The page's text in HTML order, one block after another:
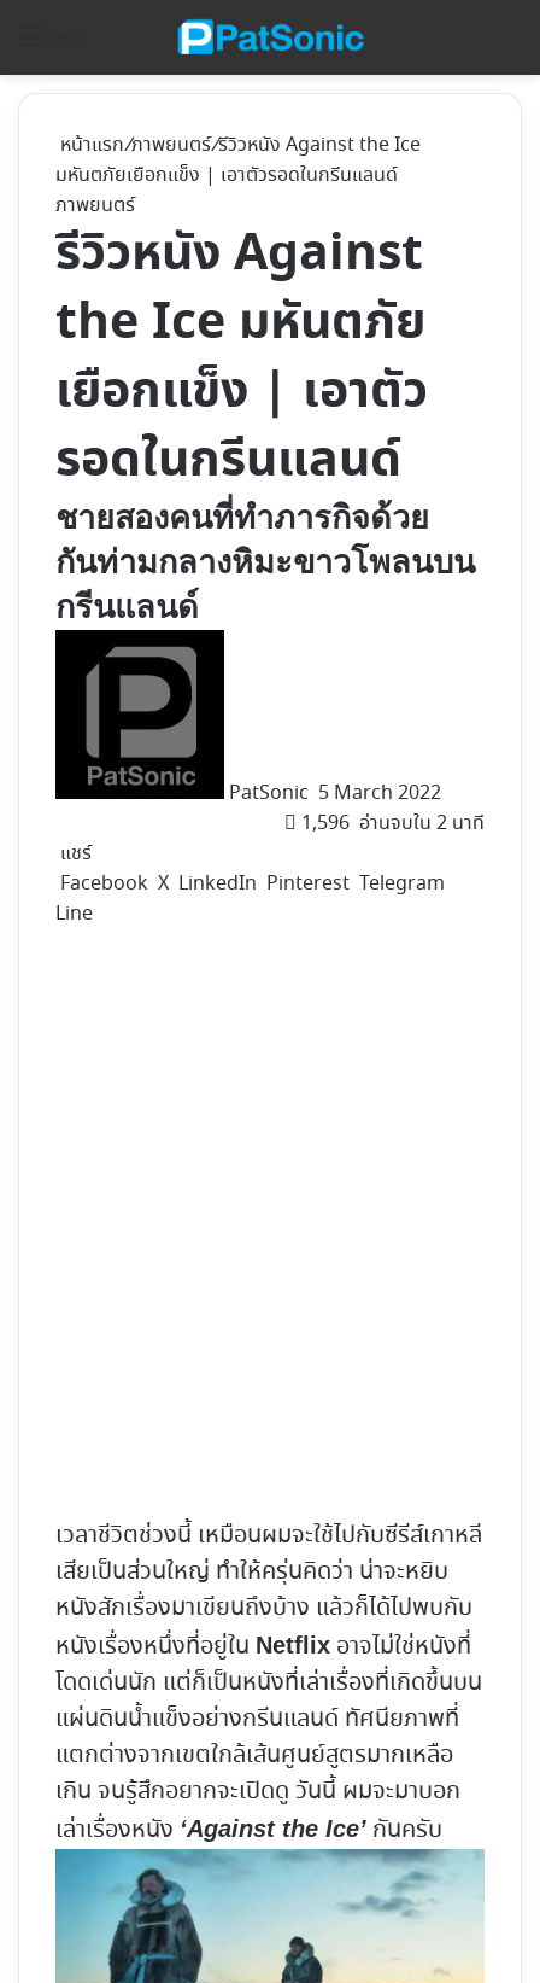
หน้าแรก/ภาพยนตร์/รีวิวหนัง Against the Ice
มหันตภัยเยือกแข็ง | เอาตัวรอดในกรีนแลนด์
ภาพยนตร์
รีวิวหนัง Against
the Ice มหันตภัย
เยือกแข็ง | เอาตัว
รอดในกรีนแลนด์
ชายสองคนที่ทำภารกิจด้วย
กันท่ามกลางหิมะขาวโพลนบน
กรีนแลนด์
PatSonic 5 March 2022
1,596 อ่านจบใน 2 นาที
แชร์
Facebook X LinkedIn Pinterest Telegram
Line
เวลาชีวิตช่วงนี้ เหมือนผมจะใช้ไปกับซีรีส์เกาหลี
เสียเป็นส่วนใหญ่ ทำให้ครุ่นคิดว่า น่าจะหยิบ
หนังสักเรื่องมาเขียนถึงบ้าง แล้วก็ได้ไปพบกับ
หนังเรื่องหนึ่งที่อยู่ใน Netflix อาจไม่ใช่หนังที่
โดดเด่นนัก แต่ก็เป็นหนังที่เล่าเรื่องที่เกิดขึ้นบน
แผ่นดินน้ำแข็งอย่างกรีนแลนด์ ทัศนียภาพที่
แตกต่างจากเขตใกล้เส้นศูนย์สูตรมากเหลือ
เกิน จนรู้สึกอยากจะเปิดดู วันนี้ ผมจะมาบอก
เล่าเรื่องหนัง ‘Against the Ice’ กันครับ